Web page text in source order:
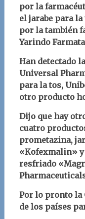
por la
el jarabe para
por la también
Yarindo
Han detectado
Universal
para la tos,
otro producto
Dijo que hay
cuatro
prometazina,
«Kofexmalin»
resfriado
Por lo pronto la
de los países